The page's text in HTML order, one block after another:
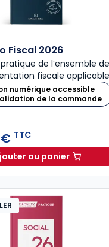
Fiscal 2026
de l’ensemble de
fiscale applicable
numérique accessible
de la commande
€ TTC
au panier
Mémento Fiscal